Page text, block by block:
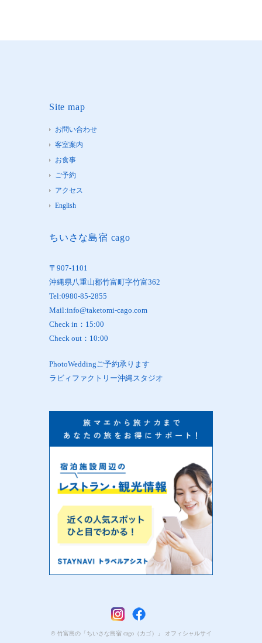
Site map
お問い合わせ
客室案内
お食事
ご予約
アクセス
English
ちいさな島宿 cago
〒907-1101
沖縄県八重山郡竹富町字竹富362
Tel:0980-85-2855
Mail:info@taketomi-cago.com
Check in：15:00
Check out：10:00
PhotoWeddingご予約承ります
ラビィファクトリー沖縄スタジオ
© 竹富島の「ちいさな島宿 cago（カゴ）」 オフィシャルサイ